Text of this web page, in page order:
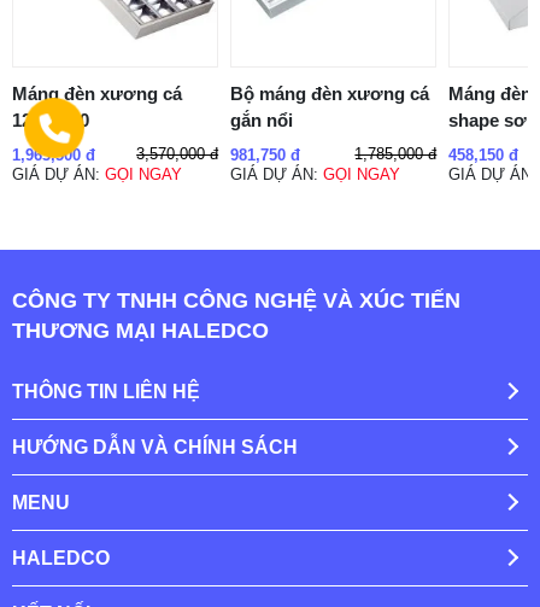
Máng đèn xương cá
1200x600
1,963,500 đ
3,570,000 đ
GIÁ DỰ ÁN: GỌI NGAY
Bộ máng đèn xương cá
gắn nổi
981,750 đ
1,785,000 đ
GIÁ DỰ ÁN:GỌI NGAY
Máng đèn
shape
458,150 đ
GIÁ DỰ
CÔNG TY TNHH CÔNG NGHỆ VÀ XÚC TIẾN
THƯƠNG MẠI HALEDCO
THÔNG TIN LIÊN HỆ
HƯỚNG DẪN VÀ CHÍNH SÁCH
MENU
HALEDCO